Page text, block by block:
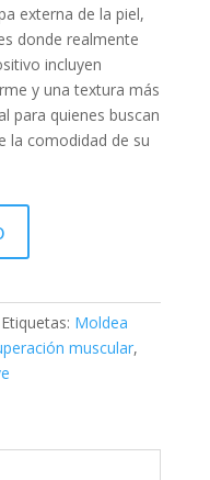
externa de la piel,
donde realmente
incluyen
y una textura más
para quienes buscan
la comodidad de su
Etiquetas: Moldea
muscular,